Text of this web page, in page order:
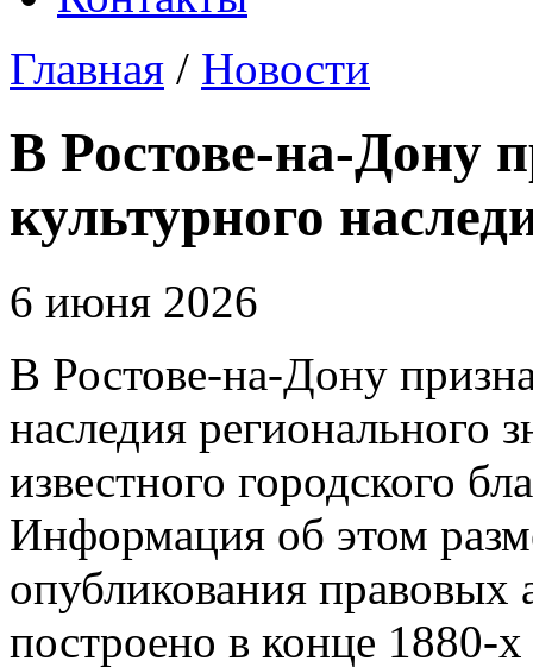
Главная / Новости
В Ростове-на-Дону
культурного
6 июня 2026
В Ростове-на-Дону
наследия регионального
известного городского
Информация об этом
опубликования правовых
построено в конце 1880-х